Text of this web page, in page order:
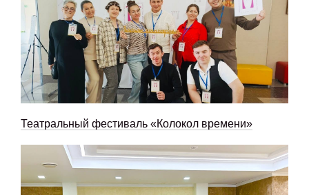
Театральный фестиваль «Колокол времени»